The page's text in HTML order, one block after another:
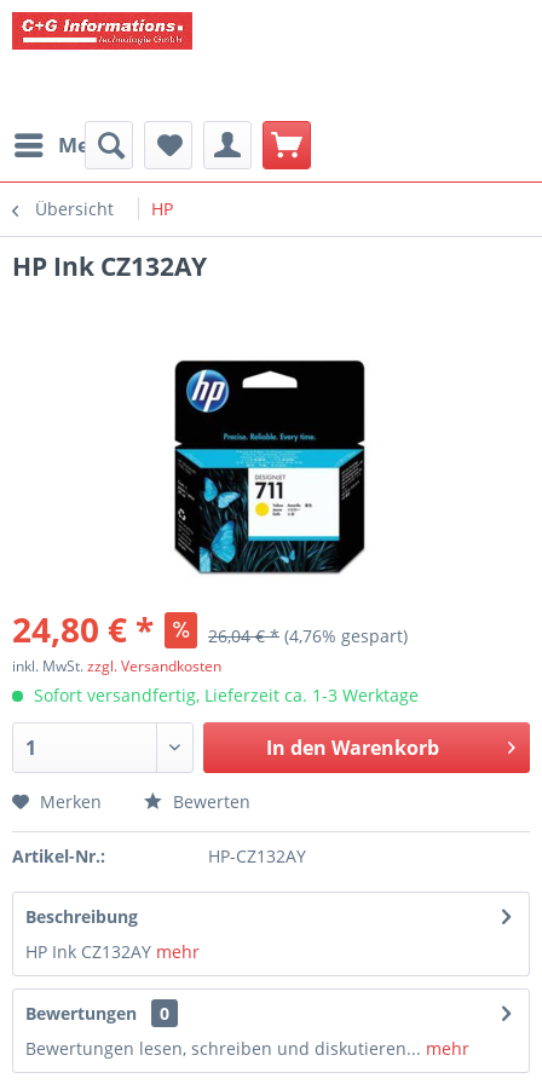
Menü
Übersicht HP
HP Ink CZ132AY
24,80 € * 26,04 € * (4,76% gespart)
inkl. MwSt.zzgl. Versandkosten
Sofort versandfertig, Lieferzeit ca. 1-3 Werktage
In den Warenkorb
Merken Bewerten
Artikel-Nr.: HP-CZ132AY
Beschreibung
HP Ink CZ132AY mehr
Bewertungen
0
Bewertungen lesen, schreiben und diskutieren... mehr